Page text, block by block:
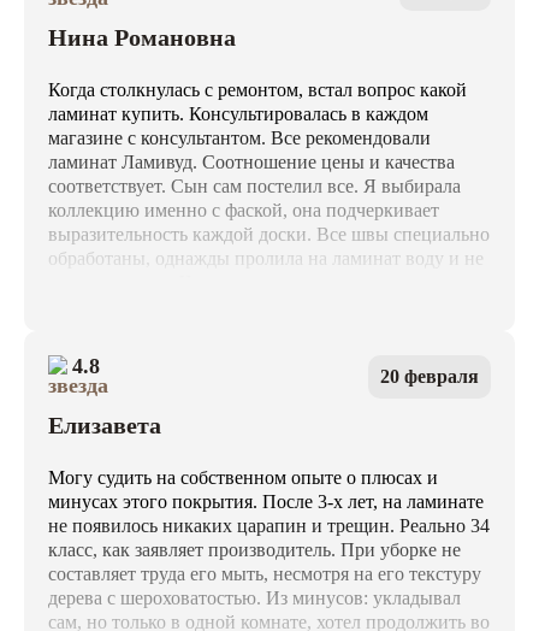
Нина Романовна
Когда столкнулась с ремонтом, встал вопрос какой
ламинат купить. Консультировалась в каждом
магазине с консультантом. Все рекомендовали
ламинат Ламивуд. Соотношение цены и качества
соответствует. Сын сам постелил все. Я выбирала
коллекцию именно с фаской, она подчеркивает
выразительность каждой доски. Все швы специально
обработаны, однажды пролила на ламинат воду и не
ламинат всем своим коллегам уже.
4.8
Елизавета
20 февраля
Могу судить на собственном опыте о плюсах и
минусах этого покрытия. После 3-х лет, на ламинате
не появилось никаких царапин и трещин. Реально 34
класс, как заявляет производитель. При уборке не
составляет труда его мыть, несмотря на его текстуру
дерева с шероховатостью. Из минусов: укладывал
сам, но только в одной комнате, хотел продолжить во